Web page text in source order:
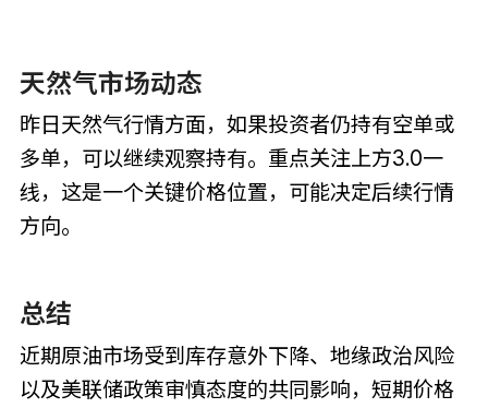
天然气市场动态
昨日天然气行情方面，如果投资者仍持有空单或
多单，可以继续观察持有。重点关注上方3.0一
线，这是一个关键价格位置，可能决定后续行情
方向。
总结
近期原油市场受到库存意外下降、地缘政治风险
以及美联储政策审慎态度的共同影响，短期价格